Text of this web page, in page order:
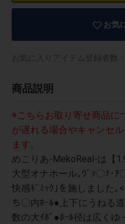
お気
お気に入りアイテム登録者数：
商品説明
※こちらお取り寄せ商品に
が遅れる場合やキャンセ
ます。
めこりあ-MekoReal-は【
大型オナホール｡ｳﾞｧ〇ﾅ･ｱ
快感ｷﾞﾐｯｸ｣を施しました｡
ち〇内ﾎｰﾙ●上下にうねる
数の大ｲﾎﾞ●ﾎｰﾙ径は広くゆ
アダルトグ